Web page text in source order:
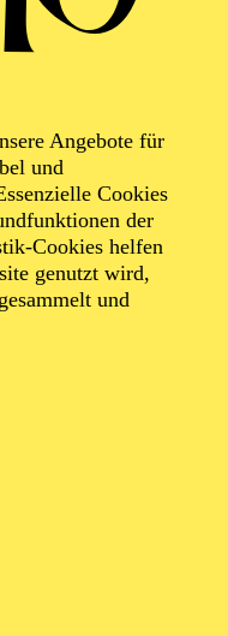
Angebote für
und
Cookies
der
Cookies helfen
genutzt wird,
und
in Klausenburg.
der Bayerischen
bei der er für das
war, erhielt
Seine